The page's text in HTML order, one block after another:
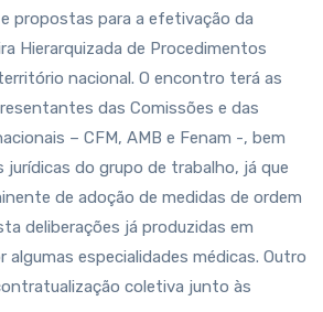
propostas para a efetivação da
Hierarquizada de Procedimentos
nacional. O encontro terá as
das Comissões e das
– CFM, AMB e Fenam -, bem
jurídicas do grupo de trabalho, já que
de adoção de medidas de ordem
deliberações já produzidas em
algumas especialidades médicas. Outro
coletiva junto às